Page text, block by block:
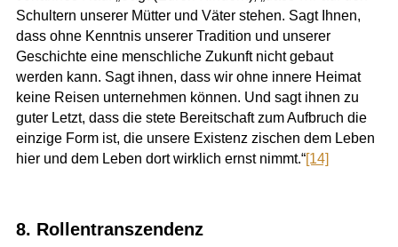
Schultern unserer Mütter und Väter stehen. Sagt Ihnen,
dass ohne Kenntnis unserer Tradition und unserer
Geschichte eine menschliche Zukunft nicht gebaut
werden kann. Sagt ihnen, dass wir ohne innere Heimat
keine Reisen unternehmen können. Und sagt ihnen zu
guter Letzt, dass die stete Bereitschaft zum Aufbruch die
einzige Form ist, die unsere Existenz zischen dem Leben
hier und dem Leben dort wirklich ernst nimmt.“[14]
8. Rollentranszendenz